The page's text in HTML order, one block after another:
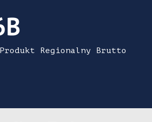
Produkt Regionalny Brutto
wnosi 4,6 miliarda dolarów do